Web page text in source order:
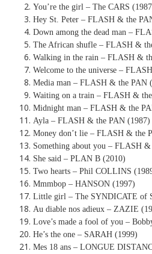
You’re the girl – The CARS
Hey St. Peter – FLASH & the
Down among the dead man –
The African shufle – FLASH &
Walking in the rain – FLASH &
Welcome to the universe –
Media man – FLASH & the PAN
Waiting on a train – FLASH &
Midnight man – FLASH & the
Ayla – FLASH & the PAN (1987)
Money don’t lie – FLASH & the
Something about you – FLASH
She said – PLAN B (2010)
Two hearts – Phil COLLINS
Mmmbop – HANSON (1997)
Little girl – The SYNDICATE of
Au diable nos adieux – ZAZIE
Love’s made a fool of you –
He’s the one – SARAH (1999)
Mes 18 ans – LONGUE